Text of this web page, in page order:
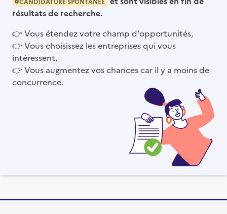
résultats de recherche.
👉 Vous étendez votre champ d'opportunités,
👉 Vous choisissez les entreprises qui vous
intéressent,
👉 Vous augmentez vos chances car il y a moins de
concurrence.